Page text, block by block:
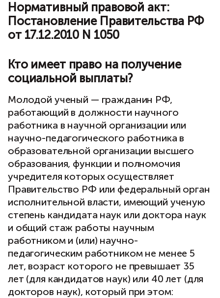
Нормативный правовой акт:
Постановление Правительства РФ
от 17.12.2010 N 1050
Кто имеет право на получение
социальной выплаты?
Молодой ученый — гражданин РФ,
работающий в должности научного
работника в научной организации или
научно-педагогического работника в
образовательной организации высшего
образования, функции и полномочия
учредителя которых осуществляет
Правительство РФ или федеральный орган
исполнительной власти, имеющий ученую
степень кандидата наук или доктора наук
и общий стаж работы научным
работником и (или) научно-
педагогическим работником не менее 5
лет, возраст которого не превышает 35
лет (для кандидатов наук) или 40 лет (для
докторов наук), который при этом: